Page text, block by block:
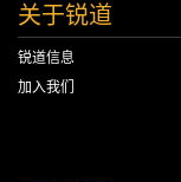
关于锐道
锐道信息
加入我们